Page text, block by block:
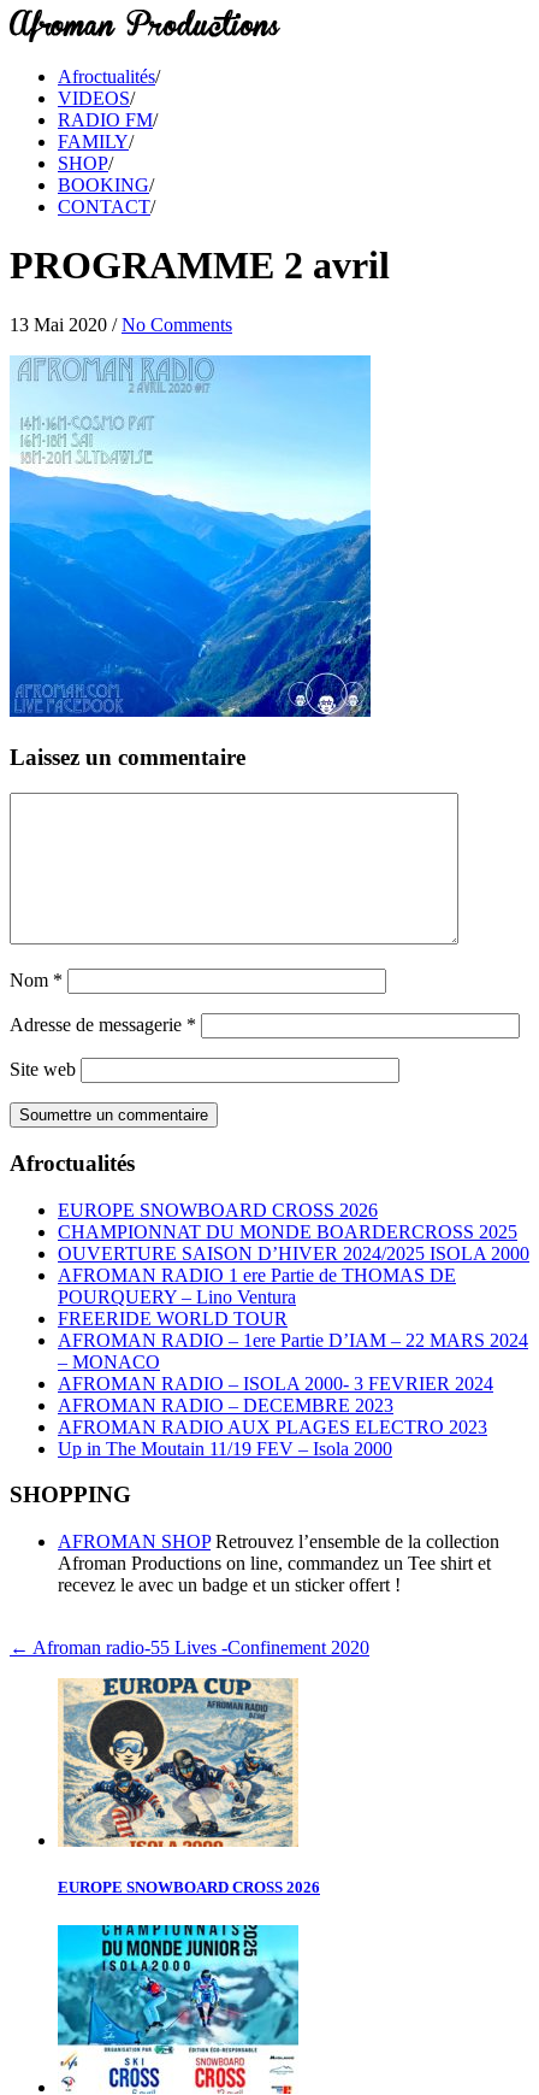
Afroctualités/
VIDEOS/
RADIO FM/
FAMILY/
SHOP/
BOOKING/
CONTACT/
PROGRAMME 2 avril
13 Mai 2020 / No Comments
Laissez un commentaire
Nom *
Adresse de messagerie *
Site web
Afroctualités
EUROPE SNOWBOARD CROSS 2026
CHAMPIONNAT DU MONDE BOARDERCROSS 2025
OUVERTURE SAISON D’HIVER 2024/2025 ISOLA 2000
AFROMAN RADIO 1 ere Partie de THOMAS DE
POURQUERY – Lino Ventura
FREERIDE WORLD TOUR
AFROMAN RADIO – 1ere Partie D’IAM – 22 MARS 2024
– MONACO
AFROMAN RADIO – ISOLA 2000- 3 FEVRIER 2024
AFROMAN RADIO – DECEMBRE 2023
AFROMAN RADIO AUX PLAGES ELECTRO 2023
Up in The Moutain 11/19 FEV – Isola 2000
SHOPPING
AFROMAN SHOPRetrouvez l’ensemble de la collection
Afroman Productions on line, commandez un Tee shirt et
recevez le avec un badge et un sticker offert !
← Afroman radio-55 Lives -Confinement 2020
EUROPE SNOWBOARD CROSS 2026